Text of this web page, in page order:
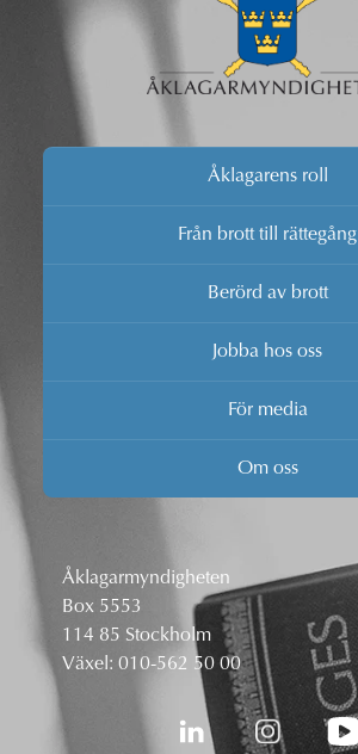
Åklagarens roll
Från brott till rättegång
Berörd av brott
Jobba hos oss
För media
Om oss
Åklagarmyndigheten
Box 5553
114 85 Stockholm
Växel: 010-562 50 00